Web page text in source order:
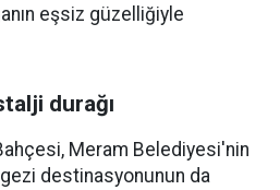
eşsiz güzelliğiyle
durağı
Meram Belediyesi'nin
destinasyonunun da